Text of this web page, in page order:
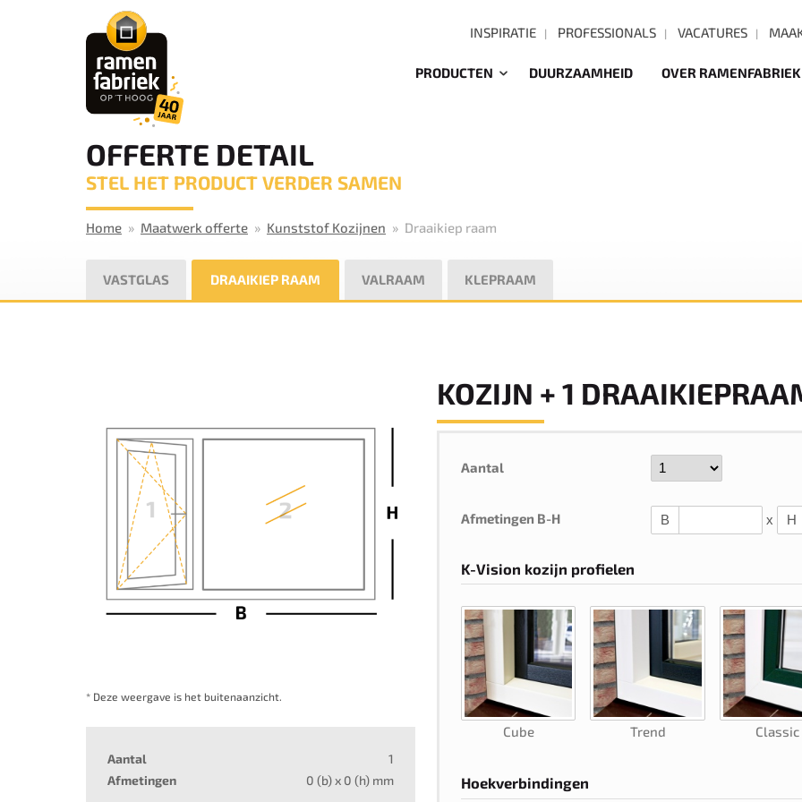
INSPIRATIE PROFESSIONALS VACATURES
PRODUCTEN DUURZAAMHEID OVER RAMENFABRIEK
OFFERTE DETAIL
STEL HET PRODUCT VERDER SAMEN
Home Maatwerk offerte Kunststof Kozijnen Draaikiep raam
VASTGLAS DRAAIKIEP RAAM VALRAAM KLEPRAAM
KOZIJN + 1
Aantal
Afmetingen B-H B x H
K-Vision kozijn profielen
Cube Trend Classic
Hoekverbindingen
* Deze weergave is het buitenaanzicht.
Aantal
1
Afmetingen
0 (b) x 0 (h) mm